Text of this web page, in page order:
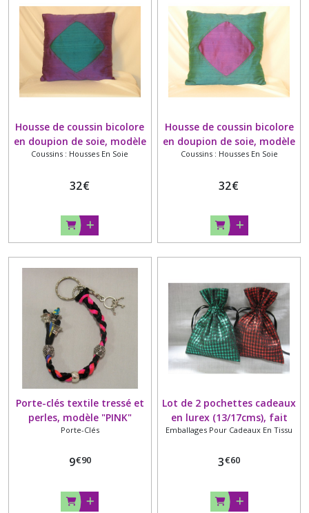
Housse de coussin bicolore
en doupion de soie, modèle
"ABRI" violet /vert
Coussins : Housses En Soie
32€
Housse de coussin bicolore
en doupion de soie, modèle
"ABRI", vert/violet
Coussins : Housses En Soie
32€
Porte-clés textile tressé et
perles, modèle "PINK"
Porte-Clés
9€90
Lot de 2 pochettes cadeaux
en lurex (13/17cms), fait
main
Emballages Pour Cadeaux En Tissu
3€60